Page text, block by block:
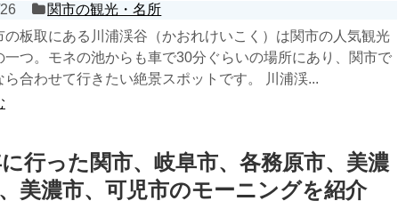
関市の観光・名所
の板取にある川浦渓谷（かおれけいこく）は関市の人気観光
一つ。モネの池からも車で30分ぐらいの場所にあり、関市で
ら合わせて行きたい絶景スポットです。 川浦渓...
行った関市、岐阜市、各務原市、美濃
美濃市、可児市のモーニングを紹介